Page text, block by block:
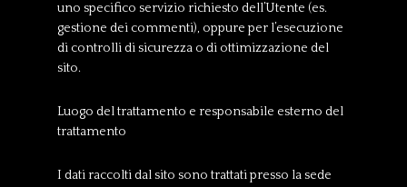
uno specifico servizio richiesto dell’Utente (es.
gestione dei commenti), oppure per l’esecuzione
di controlli di sicurezza o di ottimizzazione del
sito.
Luogo del trattamento e responsabile esterno del
trattamento
I dati raccolti dal sito sono trattati presso la sede